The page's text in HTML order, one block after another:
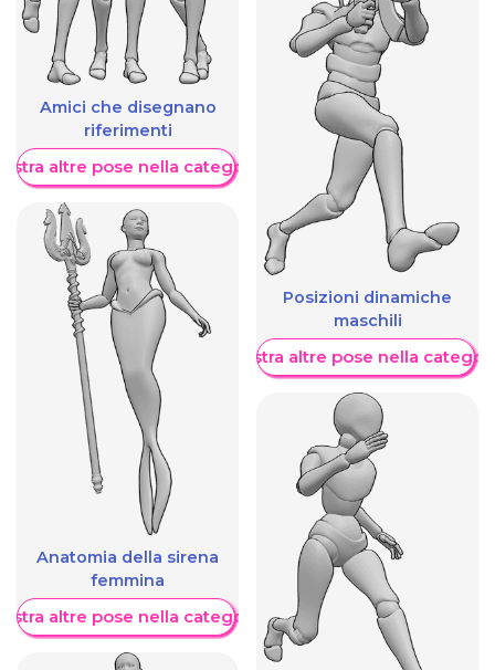
Amici che disegnano
riferimenti
altre pose nella categoria
Anatomia della sirena
femmina
altre pose nella categoria
Posizioni dinamiche
maschili
Mostra altre pose nella